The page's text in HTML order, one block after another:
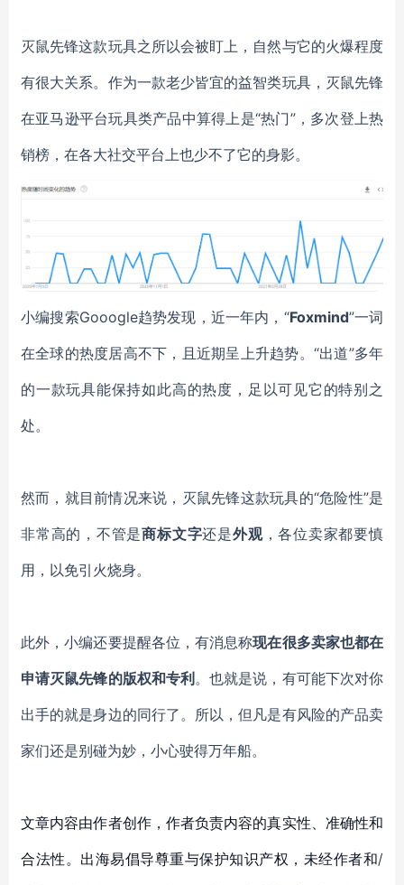
灭鼠先锋这款玩具之所以会被盯上，自然与它的火爆程度
有很大关系。作为一款老少皆宜的益智类玩具，灭鼠先锋
在亚马逊平台玩具类产品中算得上是“热门”，多次登上热
销榜，在各大社交平台上也少不了它的身影。
小编搜索Gooogle趋势发现，近一年内，“Foxmind”一词
在全球的热度居高不下，且近期呈上升趋势。“出道”多年
的一款玩具能保持如此高的热度，足以可见它的特别之
处。
然而，就目前情况来说，灭鼠先锋这款玩具的“危险性”是
非常高的，不管是商标文字还是外观，各位卖家都要慎
用，以免引火烧身。
此外，小编还要提醒各位，有消息称现在很多卖家也都在
申请灭鼠先锋的版权和专利 。也就是说，有可能下次对你
出手的就是身边的同行了。所以，但凡是有风险的产品卖
家们还是别碰为妙，小心驶得万年船。
文章内容由作者创作，作者负责内容的真实性、准确性和
合法性。出海易倡导尊重与保护知识产权，未经作者和/